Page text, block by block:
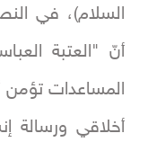
السلام)، في
أنّ "العتبة
المساعدات
أخلاقي ورسالة